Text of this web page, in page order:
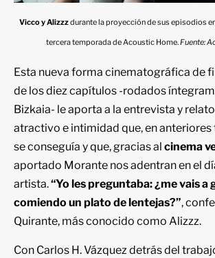
Vicco y Alizzzdurante la proyección de sus episodios
tercera temporada de Acoustic Home.Fuente:
Esta nueva forma cinematográfica de
de los diez capítulos -rodados
Bizkaia- le aporta a la entrevista y
atractivo e intimidad que, en anteriores
se conseguía y que, gracias al cinema
aportado Morante nos adentran en el
artista.“Yo les preguntaba: ¿me vais a
comiendo un plato de lentejas?”,
Quirante, más conocido como Alizzz.
Con Carlos H. Vázquez detrás del